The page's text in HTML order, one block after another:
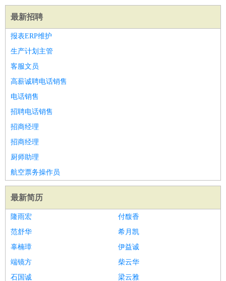
最新招聘
报表ERP维护
生产计划主管
客服文员
高薪诚聘电话销售
电话销售
招聘电话销售
招商经理
招商经理
厨师助理
航空票务操作员
最新简历
隆雨宏
付馥香
范舒华
希月凯
辜楠璋
伊益诚
端镜方
柴云华
石国诚
梁云雅